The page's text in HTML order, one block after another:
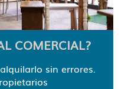
COMERCIAL?
sin errores.